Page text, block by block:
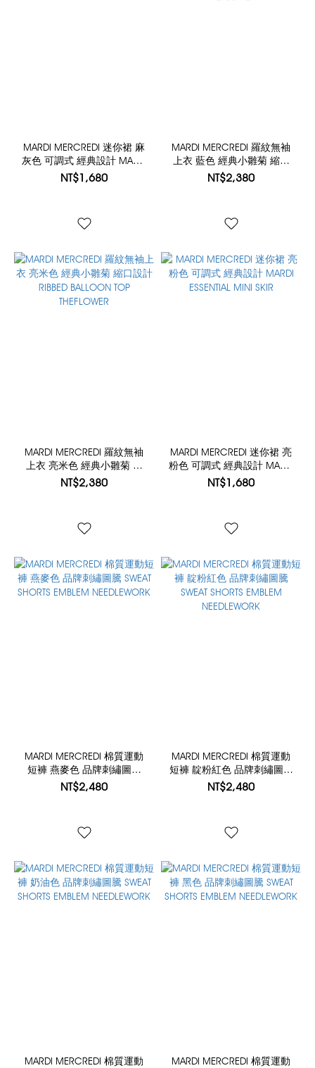
MARDI MERCREDI 迷你裙 麻
灰色 可調式 經典設計 MARDI
ESSENTIAL MINI SKIR
NT$1,680
MARDI MERCREDI 羅紋無袖
上衣 藍色 經典小雛菊 縮口
設計 RIBBED BALLOON TOP
NT$2,380
MARDI MERCREDI 羅紋無袖
上衣 亮米色 經典小雛菊 縮
口設計 RIBBED BALLOON TOP
NT$2,380
MARDI MERCREDI 迷你裙 亮
粉色 可調式 經典設計 MARDI
ESSENTIAL MINI SKIR
NT$1,680
MARDI MERCREDI 棉質運動
短褲 燕麥色 品牌刺繡圖騰
SWEAT SHORTS EMBLEM
NT$2,480
MARDI MERCREDI 棉質運動
短褲 靛粉紅色 品牌刺繡圖騰
SWEAT SHORTS EMBLEM
NT$2,480
MARDI MERCREDI 棉質運動 MARDI MERCREDI 棉質運動